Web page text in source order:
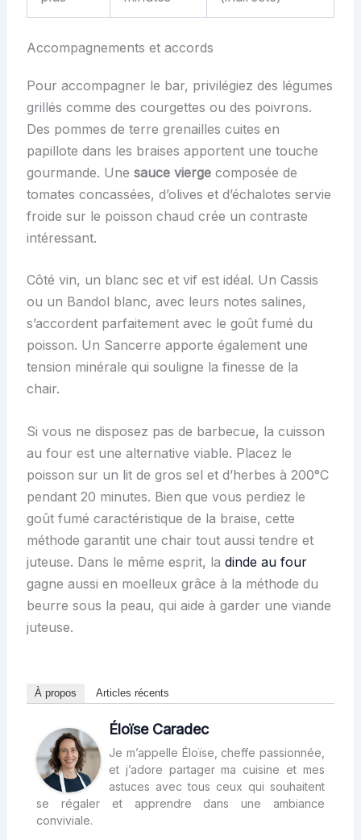
Accompagnements et accords
Pour accompagner le bar, privilégiez des légumes
grillés comme des courgettes ou des poivrons.
Des pommes de terre grenailles cuites en
papillote dans les braises apportent une touche
gourmande. Une sauce viergecomposée de
tomates concassées, d’olives et d’échalotes servie
froide sur le poisson chaud crée un contraste
intéressant.
Côté vin, un blanc sec et vif est idéal. Un Cassis
ou un Bandol blanc, avec leurs notes salines,
s’accordent parfaitement avec le goût fumé du
poisson. Un Sancerre apporte également une
tension minérale qui souligne la finesse de la
chair.
Si vous ne disposez pas de barbecue, la cuisson
au four est une alternative viable. Placez le
poisson sur un lit de gros sel et d’herbes à 200°C
pendant 20 minutes. Bien que vous perdiez le
goût fumé caractéristique de la braise, cette
méthode garantit une chair tout aussi tendre et
juteuse. Dans le même esprit, la dinde au four
gagne aussi en moelleux grâce à la méthode du
beurre sous la peau, qui aide à garder une viande
juteuse.
À propos Articles récents
Éloïse Caradec
Je m’appelle Éloïse, cheffe passionnée,
et j’adore partager ma cuisine et mes
astuces avec tous ceux qui souhaitent
se régaler et apprendre dans une ambiance
conviviale.